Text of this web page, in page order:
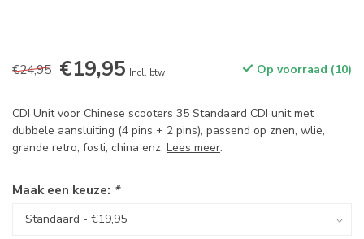
€24,95 €19,95 Incl. btw Op voorraad (10)
CDI Unit voor Chinese scooters 35 Standaard CDI unit met
dubbele aansluiting (4 pins + 2 pins), passend op znen, wlie,
grande retro, fosti, china enz. Lees meer.
Maak een keuze: *